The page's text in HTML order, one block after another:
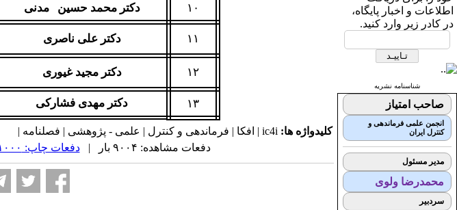
اطلاعات و اخبار پایگاه،
در کادر زیر وارد کنید.
شناسنامه نشریه
صاحب امتیاز
انجمن علمی فرماندهی و
کنترل ایران
مدیر مسئول
محمدرضا ولوی
سردبیر
۱۰
دکتر محمد حسین مدنی
۱۱ دکتر علی ناصری
۱۲
دکتر مجید غیوری
۱۳
دکتر مهدی فشارکی
کلیدواژه ها:
دفعات مشاهده: ۹۰۰۴ بار |
دفعات چاپ: ۱۰۰۰ بار